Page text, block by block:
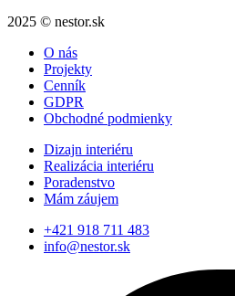
2025 © nestor.sk
O nás
Projekty
Cenník
GDPR
Obchodné podmienky
Dizajn interiéru
Realizácia interiéru
Poradenstvo
Mám záujem
+421 918 711 483
info@nestor.sk